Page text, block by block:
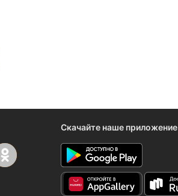
Скачайте наше приложение